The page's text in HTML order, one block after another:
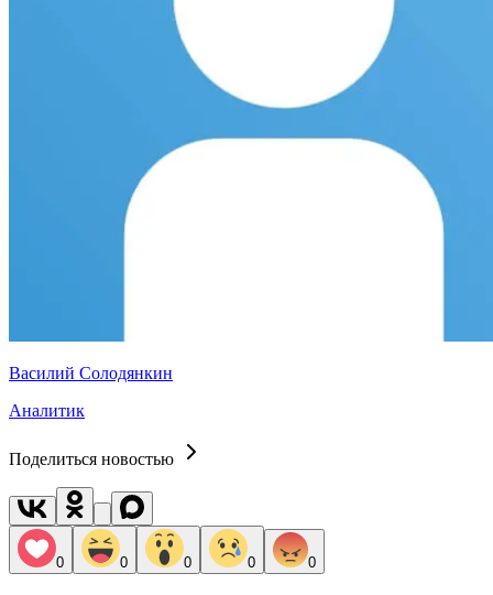
Василий Солодянкин
Аналитик
Поделиться новостью
0 0 0 0 0